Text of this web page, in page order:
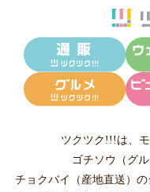
ツクツク!!!は、
ゴチソウ（グル
チョクバイ（産地直送） の